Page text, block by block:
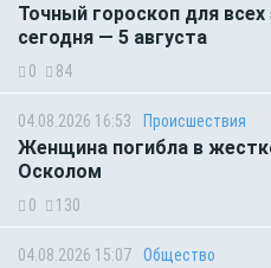
Точный гороскоп для всех
сегодня — 5 августа
0 84
04.08.2026 16:53 Происшествия
Женщина погибла в
Осколом
0 130
04.08.2026 15:07 Общество